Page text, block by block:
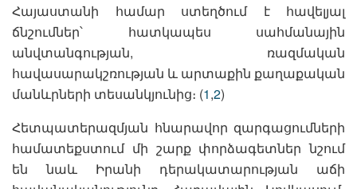
Հայաստանի համար ստեղծում է հավելյալ
ճնշումներ՝ հատկապես սահմանային
անվտանգության, ռազմական
հավասարակշռության և արտաքին քաղաքական
մանևրների տեսանկյունից։ (1,2)
Հետպատերազմյան հնարավոր զարգացումների
համատեքստում մի շարք փորձագետներ նշում
են նաև Իրանի դերակատարության աճի